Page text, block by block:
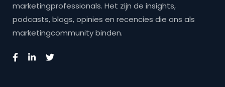
marketingprofessionals. Het zijn de insights,
podcasts, blogs, opinies en recencies die ons als
marketingcommunity binden.